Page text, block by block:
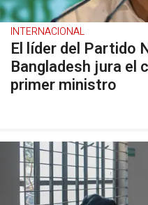
INTERNACIONAL
El líder del Partido
Bangladesh jura el
primer ministro